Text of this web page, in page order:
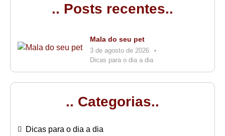
.. Posts recentes..
Mala do seu pet
3 de agosto de 2026
Dicas para o dia a dia
.. Categorias..
Dicas para o dia a dia